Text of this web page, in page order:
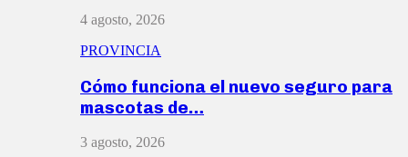
4 agosto, 2026
PROVINCIA
Cómo funciona el nuevo seguro para
mascotas de…
3 agosto, 2026